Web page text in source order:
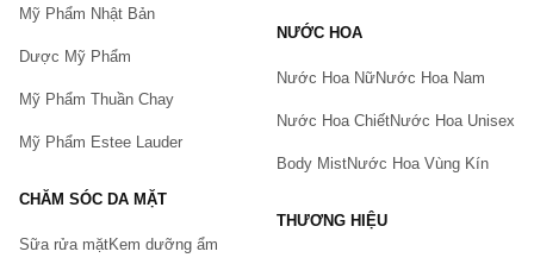
Bạn gặp vấn đề về sản phẩm hay mua hàng?
Mỹ Phẩm Nhật Bản
Dược Mỹ Phẩm
Mỹ Phẩm Thuần Chay
Mỹ Phẩm Estee Lauder
CHĂM SÓC DA MẶT
Sữa rửa mặtKem dưỡng ẩm
NƯỚC HOA
Nước Hoa NữNước Hoa Nam
Nước Hoa ChiếtNước Hoa Unisex
Body MistNước Hoa Vùng Kín
THƯƠNG HIỆU